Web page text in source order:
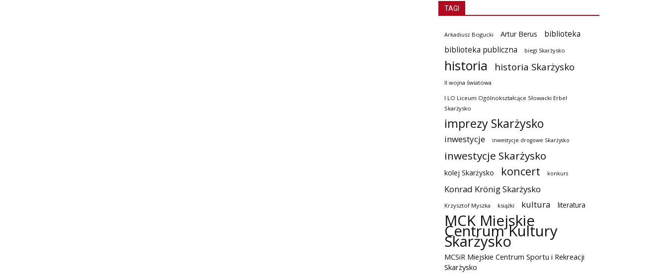
TAGI
Arkadiusz Bogucki Artur Berus
biblioteka
biblioteka publiczna
biegi Skarżysko
historia historia Skarżysko
II wojna światowa
I LO Liceum Ogólnokształcące Słowacki Erbel
Skarżysko
imprezy Skarżysko
inwestycje inwestycje drogowe Skarżysko
inwestycje Skarżysko
kolej Skarżysko koncert konkurs
Konrad Krönig Skarżysko
Krzysztof Myszka książki kultura literatura
MCK Miejskie
Centrum Kultury
Skarżysko
MCSiR Miejskie Centrum Sportu i Rekreacji
Skarżysko